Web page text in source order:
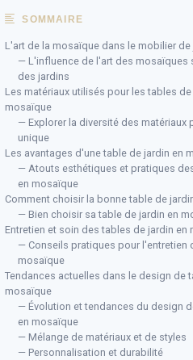
SOMMAIRE
L'art de la mosaïque dans le mobilier de
— L'influence de l'art des mosaïques
des jardins
Les matériaux utilisés pour les tables de
mosaïque
— Explorer la diversité des matériaux
unique
Les avantages d'une table de jardin en
— Atouts esthétiques et pratiques
en mosaïque
Comment choisir la bonne table de
— Bien choisir sa table de jardin en
Entretien et soin des tables de jardin en
— Conseils pratiques pour l'entretien
mosaïque
Tendances actuelles dans le design de
mosaïque
— Évolution et tendances du design
en mosaïque
— Mélange de matériaux et de styles
— Personnalisation et durabilité